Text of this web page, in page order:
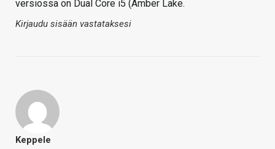
versiossa on Dual Core i5 (Amber Lake.
Kirjaudu sisään vastataksesi
Keppele